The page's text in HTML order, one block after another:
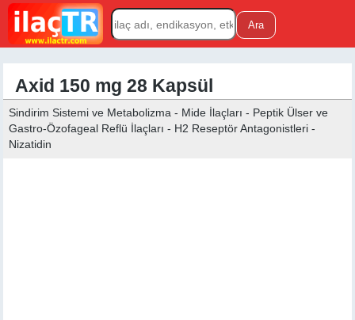
Axid 150 mg 28 Kapsül
Sindirim Sistemi ve Metabolizma - Mide İlaçları - Peptik Ülser ve
Gastro-Özofageal Reflü İlaçları - H2 Reseptör Antagonistleri -
Nizatidin